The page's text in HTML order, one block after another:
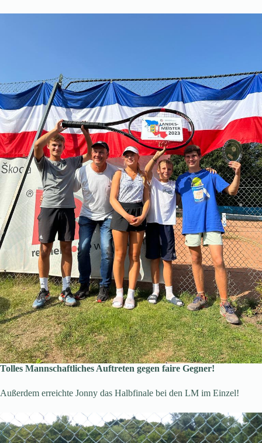
Tolles Mannschaftliches Auftreten gegen faire Gegner!
Außerdem erreichte Jonny das Halbfinale bei den LM im Einzel!